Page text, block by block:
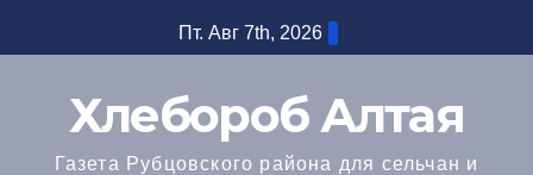
к
Пт. Авг 7th, 2026
Хлебороб Алтая
Газета Рубцовского района для сельчан и